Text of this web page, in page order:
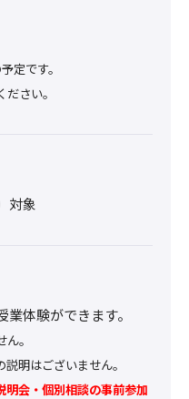
定です。
さい。
対象
体験ができます。
。
明はございません。
明会・個別相談の事前参加